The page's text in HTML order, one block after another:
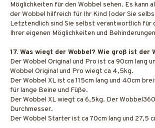
Möglichkeiten für den Wobbel sehen. Es kann
der Wobbel hilfreich für Ihr Kind (oder Sie
Letztendlich sind Sie selbst verantwortlich für
Ihrer eigenen Möglichkeiten und
17. Was wiegt der Wobbel? Wie groß ist der
Der Wobbel Original und Pro ist ca 90cm lang
Wobbel Original und Pro wiegt ca 4,5kg.
Der Wobbel XL ist ca 115cm lang und 40cm
für lange Beine und Füße.
Der Wobbel XL wiegt ca 6,5kg. Der
Durchmesser.
Der Wobbel Starter ist ca 70cm lang und 27,5